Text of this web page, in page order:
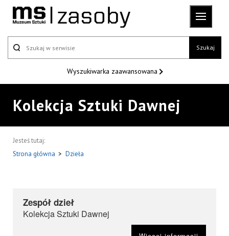
Szukaj
Wyszukiwarka zaawansowana
Kolekcja Sztuki Dawnej
Jesteś tutaj:
Strona główna > Dzieła
Zespół dzieł
Kolekcja Sztuki Dawnej